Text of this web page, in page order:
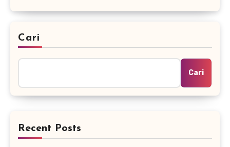
Cari
Cari
Recent Posts